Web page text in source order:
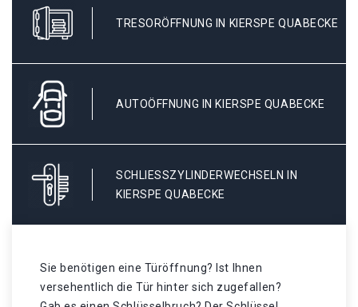
TRESORÖFFNUNG IN KIERSPE QUABECKE
AUTOÖFFNUNG IN KIERSPE QUABECKE
SCHLIESSZYLINDERWECHSELN IN K
IERSPE QUABECKE
Sie benötigen eine Türöffnung? Ist Ihnen
versehentlich die Tür hinter sich zugefallen?